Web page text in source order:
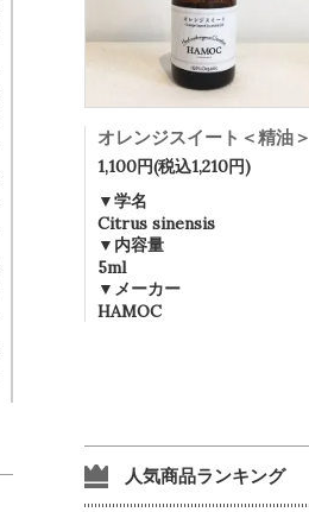
オレンジスイート＜精油＞
1,100円(税込1,210円)
▼学名
Citrus sinensis
▼内容量
5ml
▼メーカー
HAMOC
人気商品ランキング